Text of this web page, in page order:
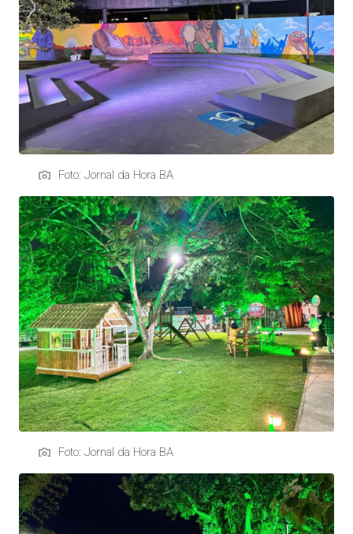
Foto: Jornal da Hora BA
Foto: Jornal da Hora BA